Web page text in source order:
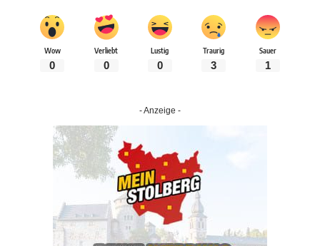
Wow
0
Verliebt
0
Lustig
0
Traurig
3
Sauer
1
- Anzeige -